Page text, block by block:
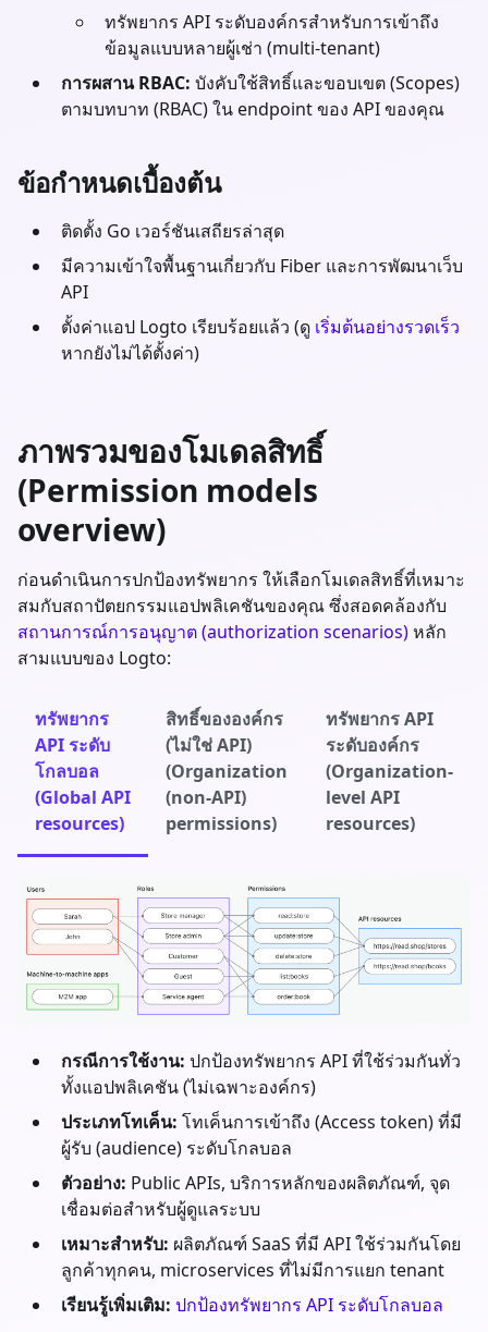
ทรัพยากร API ระดับองค์กรสำหรับการเข้าถึง
ข้อมูลแบบหลายผู้เช่า (multi-tenant)
การผสาน RBAC: บังคับใช้สิทธิ์และขอบเขต (Scopes)
ตามบทบาท (RBAC) ใน endpoint ของ API ของคุณ
ข้อกำหนดเบื้องต้น
ติดตั้ง Go เวอร์ชันเสถียรล่าสุด
มีความเข้าใจพื้นฐานเกี่ยวกับ Fiber และการพัฒนาเว็บ
API
ตั้งค่าแอป Logto เรียบร้อยแล้ว (ดู เริ่มต้นอย่างรวดเร็ว
หากยังไม่ได้ตั้งค่า)
ภาพรวมของโมเดลสิทธิ์
(Permission models
overview)
ก่อนดำเนินการปกป้องทรัพยากร ให้เลือกโมเดลสิทธิ์ที่เหมาะ
สมกับสถาปัตยกรรมแอปพลิเคชันของคุณ ซึ่งสอดคล้องกับ
สถานการณ์การอนุญาต (authorization scenarios)หลัก
สามแบบของ Logto:
ทรัพยากร
API ระดับ
โกลบอล
(Global API
resources)
สิทธิ์ขององค์กร
(ไม่ใช่ API)
(Organization
(non-API)
permissions)
ทรัพยากร API
ระดับองค์กร
(Organization-
level API
resources)
กรณีการใช้งาน: ปกป้องทรัพยากร API ที่ใช้ร่วมกันทั่ว
ทั้งแอปพลิเคชัน (ไม่เฉพาะองค์กร)
ประเภทโทเค็น: โทเค็นการเข้าถึง (Access token) ที่มี
ผู้รับ (audience) ระดับโกลบอล
ตัวอย่าง: Public APIs, บริการหลักของผลิตภัณฑ์, จุด
เชื่อมต่อสำหรับผู้ดูแลระบบ
เหมาะสำหรับ: ผลิตภัณฑ์ SaaS ที่มี API ใช้ร่วมกันโดย
ลูกค้าทุกคน, microservices ที่ไม่มีการแยก tenant
เรียนรู้เพิ่มเติม: ปกป้องทรัพยากร API ระดับโกลบอล